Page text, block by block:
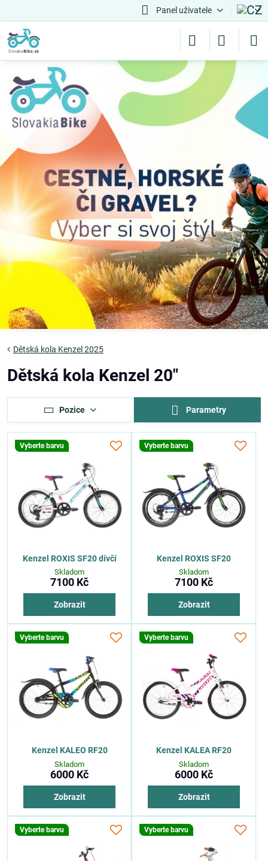
Panel uživatele
Dětská kola Kenzel 2025
Dětská kola Kenzel 20"
Pozice Parametry
Vyberte barvu
Kenzel ROXIS SF20 dívčí
Skladom
7100 Kč
Zobrazit
Vyberte barvu
Kenzel ROXIS SF20
Skladom
7100 Kč
Zobrazit
Vyberte barvu
Kenzel KALEO RF20
Skladom
6000 Kč
Zobrazit
Vyberte barvu
Kenzel KALEA RF20
Skladom
6000 Kč
Zobrazit
Vyberte barvu Vyberte barvu